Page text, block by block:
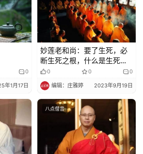
0
年1月17日
妙莲老和尚：要了生死，必
断生死之根，什么是生死之
根呢？
0 0 0
编辑：庄雅婷 2023年9月19日
八点僧音